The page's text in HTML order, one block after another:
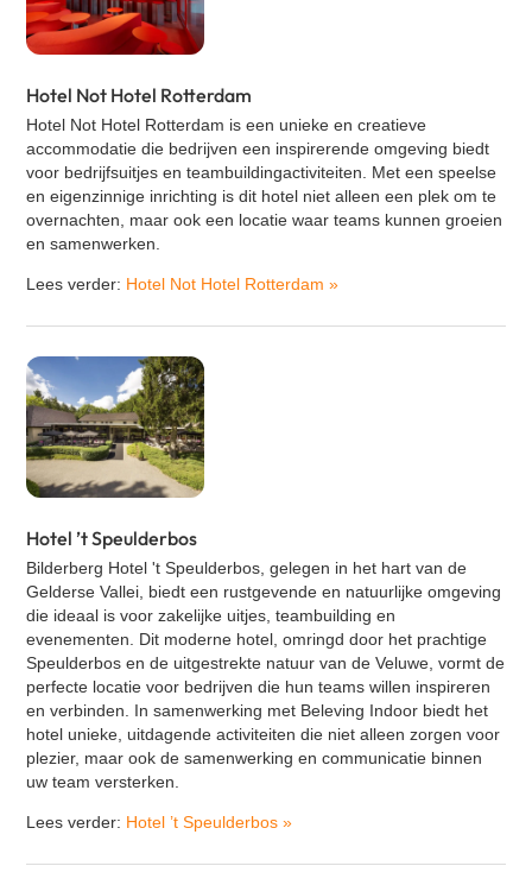
Hotel Not Hotel Rotterdam
Hotel Not Hotel Rotterdam is een unieke en creatieve
accommodatie die bedrijven een inspirerende omgeving biedt
voor bedrijfsuitjes en teambuildingactiviteiten. Met een speelse
en eigenzinnige inrichting is dit hotel niet alleen een plek om te
overnachten, maar ook een locatie waar teams kunnen groeien
en samenwerken.
Lees verder: Hotel Not Hotel Rotterdam »
Hotel ’t Speulderbos
Bilderberg Hotel 't Speulderbos, gelegen in het hart van de
Gelderse Vallei, biedt een rustgevende en natuurlijke omgeving
die ideaal is voor zakelijke uitjes, teambuilding en
evenementen. Dit moderne hotel, omringd door het prachtige
Speulderbos en de uitgestrekte natuur van de Veluwe, vormt de
perfecte locatie voor bedrijven die hun teams willen inspireren
en verbinden. In samenwerking met Beleving Indoor biedt het
hotel unieke, uitdagende activiteiten die niet alleen zorgen voor
plezier, maar ook de samenwerking en communicatie binnen
uw team versterken.
Lees verder: Hotel ’t Speulderbos »